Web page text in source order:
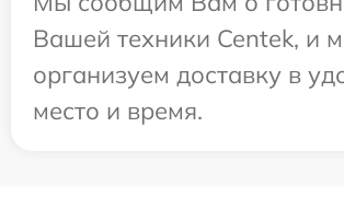
Вашей техники Centek, и
организуем доставку в
место и время.